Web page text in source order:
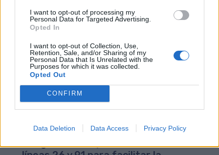
I want to opt-out of processing my
Personal Data for Targeted Advertising.
Opted In
I want to opt-out of Collection, Use,
Retention, Sale, and/or Sharing of my
Personal Data that Is Unrelated with the
Purposes for which it was collected.
Opted Out
CONFIRM
Data Deletion Data Access Privacy Policy
10/08/2015
Guaguas Municipales apoya la celebración el próximo
Juventud en Las Palmas de Gran Canaria con la cesión
de 250 unidades de un bono especial de transporte
para facilitar la asistencia de jóvenes a las actividades
acuáticas, lúdicas y deportivas organizadas a lo largo
de la jornada en las playas de Las Canteras y
Alcaravaneras. La compañía municipal de transporte,
en el marco de su programa de responsabilidad social